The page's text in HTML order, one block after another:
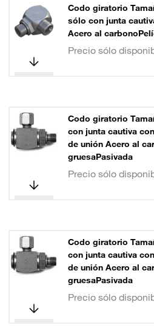
Codo giratorio
sólo con junta
Acero al
Precio sólo
Codo giratorio
con junta cautiva
de unión Acero al
gruesaPasivada
Precio sólo
Codo giratorio
con junta cautiva
de unión Acero al
gruesaPasivada
Precio sólo